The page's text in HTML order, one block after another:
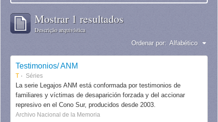
Mostrar 1 resultados
Descrição arquivística
Ordenar por: Alfabético
Testimonios/ ANM
T Séries
La serie Legajos ANM está conformada por testimonios de
familiares y víctimas de desaparición forzada y del accionar
represivo en el Cono Sur, producidos desde 2003.
Archivo Nacional de la Memoria